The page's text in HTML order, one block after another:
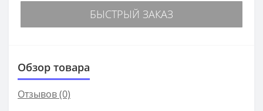
БЫСТРЫЙ ЗАКАЗ
Обзор товара
Отзывов (0)